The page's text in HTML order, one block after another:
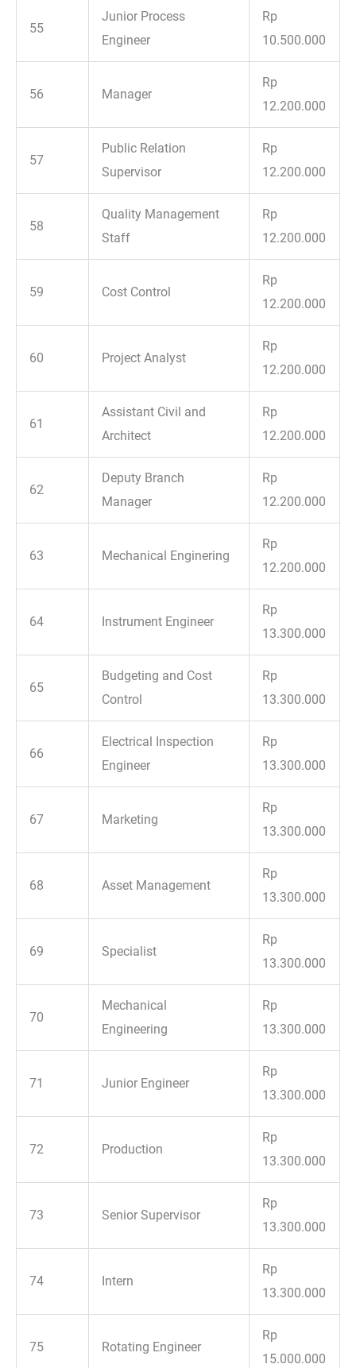
55
Junior Process
Engineer
Rp
10.500.000
56 Manager
Rp
12.200.000
57
Public Relation
Supervisor
Rp
12.200.000
58
Quality Management
Staff
Rp
12.200.000
59 Cost Control
Rp
12.200.000
60 Project Analyst
Rp
12.200.000
61
Assistant Civil and
Architect
Rp
12.200.000
62
Deputy Branch
Manager
Rp
12.200.000
63 Mechanical Enginering
Rp
12.200.000
64 Instrument Engineer
Rp
13.300.000
65
Budgeting and Cost
Control
Rp
13.300.000
66
Electrical Inspection
Engineer
Rp
13.300.000
67 Marketing
Rp
13.300.000
68 Asset Management
Rp
13.300.000
69 Specialist
Rp
13.300.000
70
Mechanical
Engineering
Rp
13.300.000
71 Junior Engineer
Rp
13.300.000
72 Production
Rp
13.300.000
73 Senior Supervisor
Rp
13.300.000
74 Intern
Rp
13.300.000
75 Rotating Engineer
Rp
15.000.000